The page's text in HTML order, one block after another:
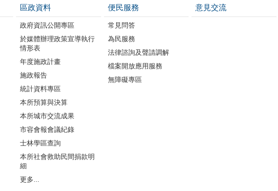
區政資料
政府資訊公開專區
於媒體辦理政策宣導執行
情形表
年度施政計畫
施政報告
統計資料專區
本所預算與決算
本所城市交流成果
市容會報會議紀錄
士林學區查詢
本所社會救助民間捐款明
細
更多...
便民服務
常見問答
為民服務
法律諮詢及聲請調解
檔案開放應用服務
無障礙專區
意見交流